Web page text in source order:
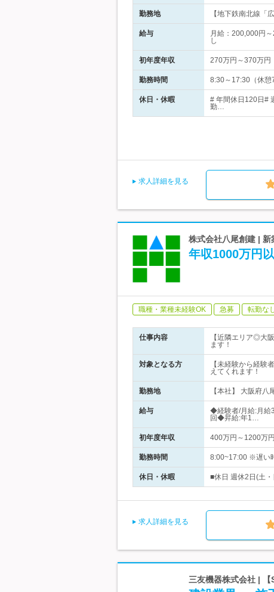
勤務地 【地下鉄南北線「
給与
月給：200,000円
し
初年度年収 270万円～370万円
勤務時間 8:30～17:30（休
休日・休暇
# 年間休日120日#
勤…
求人詳細を見る
株式会社八尾創建 |
年収1000万円
職種・業種未経験OK 急募 転勤な
仕事内容
【近隣エリア◎大
ます！
対象となる方
【未経験から経
えてくれます！
勤務地 【本社】 大阪府
給与
◆経験者/月給:月給
回◆昇給:年1…
初年度年収 400万円～1200万円
勤務時間 8:00~17:00 ※遅い
休日・休暇 ■休日 週休2日(土
求人詳細を見る
三友機器株式会社 |